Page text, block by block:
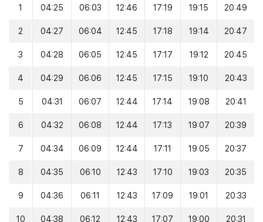
1 04:25 06:03 12:46 17:19 19:15 20:49
2 04:27 06:04 12:45 17:18 19:14 20:47
3 04:28 06:05 12:45 17:17 19:12 20:45
4 04:29 06:06 12:45 17:15 19:10 20:43
5 04:31 06:07 12:44 17:14 19:08 20:41
6 04:32 06:08 12:44 17:13 19:07 20:39
7 04:34 06:09 12:44 17:11 19:05 20:37
8 04:35 06:10 12:43 17:10 19:03 20:35
9 04:36 06:11 12:43 17:09 19:01 20:33
10 04:38 06:12 12:43 17:07 19:00 20:31